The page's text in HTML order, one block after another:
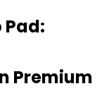
Pad:
Premium